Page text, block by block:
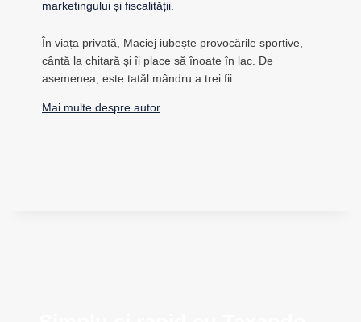
marketingului și fiscalității.
În viața privată, Maciej iubește provocările sportive,
cântă la chitară și îi place să înoate în lac. De
asemenea, este tatăl mândru a trei fii.
Mai multe despre autor